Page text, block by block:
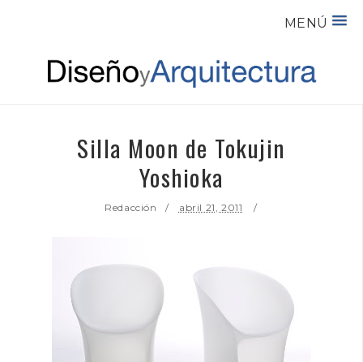
MENÚ
Silla Moon de Tokujin
Yoshioka
Redacción abril 21, 2011